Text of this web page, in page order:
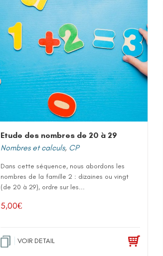
Etude des nombres de 20 à 29
Nombres et calculs, CP
Dans cette séquence, nous abordons les
nombres de la famille 2 : dizaines ou vingt
(de 20 à 29), ordre sur les...
5,00€
VOIR DETAIL